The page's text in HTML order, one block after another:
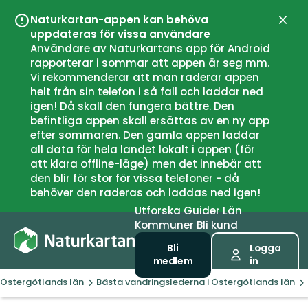
Naturkartan-appen kan behöva
uppdateras för vissa användare
Användare av Naturkartans app för Android
rapporterar i sommar att appen är seg mm.
Vi rekommenderar att man raderar appen
helt från sin telefon i så fall och laddar ned
igen! Då skall den fungera bättre. Den
befintliga appen skall ersättas av en ny app
efter sommaren. Den gamla appen laddar
all data för hela landet lokalt i appen (för
att klara offline-läge) men det innebär att
den blir för stor för vissa telefoner - då
behöver den raderas och laddas ned igen!
UtforskaGuiderLän
Kommuner Bli kund
Bli
medlem
Logga
in
Östergötlands län Bästa vandringslederna i Östergötlands län